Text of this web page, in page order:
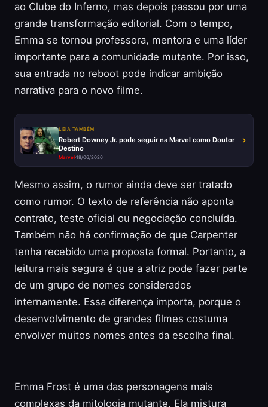
ao Clube do Inferno, mas depois passou por uma
grande transformação editorial. Com o tempo,
Emma se tornou professora, mentora e uma líder
importante para a comunidade mutante. Por isso,
sua entrada no reboot pode indicar ambição
narrativa para o novo filme.
LEIA TAMBÉM
Robert Downey Jr. pode seguir na Marvel como Doutor
Destino
Marvel·18/06/2026
Mesmo assim, o rumor ainda deve ser tratado
como rumor. O texto de referência não aponta
contrato, teste oficial ou negociação concluída.
Também não há confirmação de que Carpenter
tenha recebido uma proposta formal. Portanto, a
leitura mais segura é que a atriz pode fazer parte
de um grupo de nomes considerados
internamente. Essa diferença importa, porque o
desenvolvimento de grandes filmes costuma
envolver muitos nomes antes da escolha final.
Emma Frost é uma das personagens mais
complexas da mitologia mutante. Ela mistura